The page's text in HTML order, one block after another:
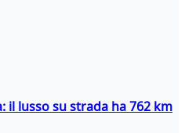
il lusso su strada ha 762 km